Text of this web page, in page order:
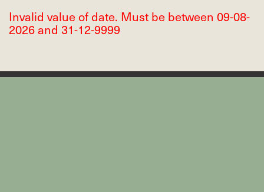
Invalid value of date. Must be between 09-08-
2026 and 31-12-9999